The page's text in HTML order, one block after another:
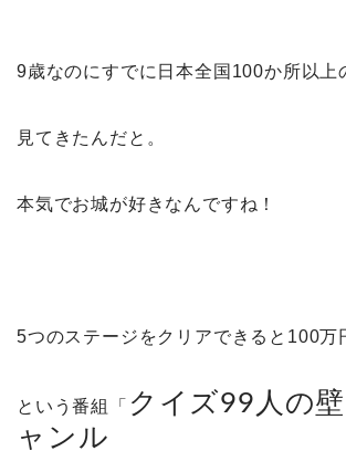
9歳なのにすでに日本全国100か所以上
見てきたんだと。
本気でお城が好きなんですね！
5つのステージをクリアできると100万
という番組「 クイズ99人の
ャンル